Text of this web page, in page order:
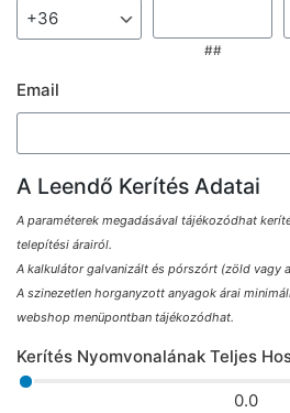
##
Email
A Leendő Kerítés Adatai
A paraméterek megadásával tájékozódhat
telepítési árairól.
A kalkulátor galvanizált és pórszórt (zöld vagy
A szinezetlen horganyzott anyagok árai
webshop menüpontban tájékozódhat.
Kerítés Nyomvonalának Teljes
0.0